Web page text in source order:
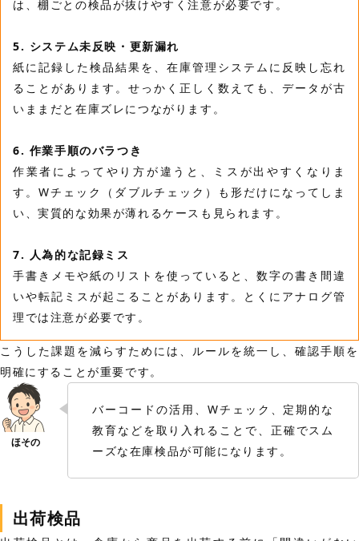
は、棚ごとの検品が抜けやすく注意が必要です。
5. システム未反映・更新漏れ
紙に記録した検品結果を、在庫管理システムに反映し忘れ
ることがあります。せっかく正しく数えても、データが古
いままだと在庫ズレにつながります。
6. 作業手順のバラつき
作業者によってやり方が違うと、ミスが出やすくなりま
す。Wチェック（ダブルチェック）も形だけになってしま
い、実質的な効果が薄れるケースも見られます。
7. 人為的な記録ミス
手書きメモや紙のリストを使っていると、数字の書き間違
いや転記ミスが起こることがあります。とくにアナログ管
理では注意が必要です。
こうした課題を減らすためには、ルールを統一し、確認手順を
明確にすることが重要です。
バーコードの活用、Wチェック、定期的な
教育などを取り入れることで、正確でスム
ーズな在庫検品が可能になります。
出荷検品